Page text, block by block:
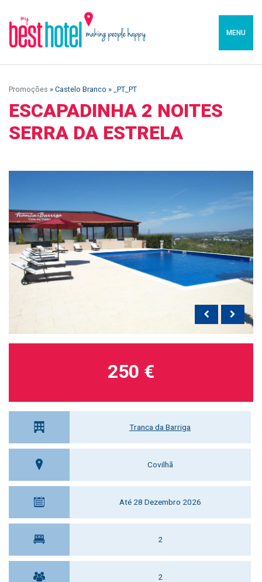
MENU
Promoções » Castelo Branco » _PT_PT
ESCAPADINHA 2 NOITES
SERRA DA ESTRELA
Tranca da Barriga
Covilhã
Até 28 Dezembro 2026
2
2
250 €